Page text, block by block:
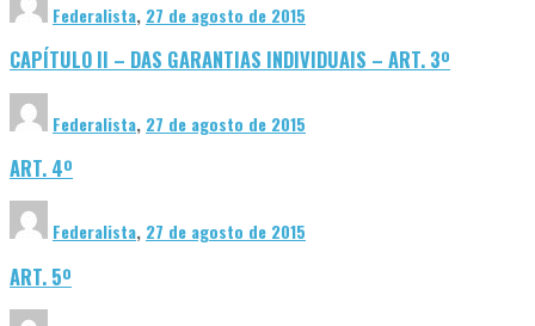
Federalista, 27 de agosto de 2015
CAPÍTULO II – DAS GARANTIAS INDIVIDUAIS – ART. 3º
Federalista, 27 de agosto de 2015
ART. 4º
Federalista, 27 de agosto de 2015
ART. 5º